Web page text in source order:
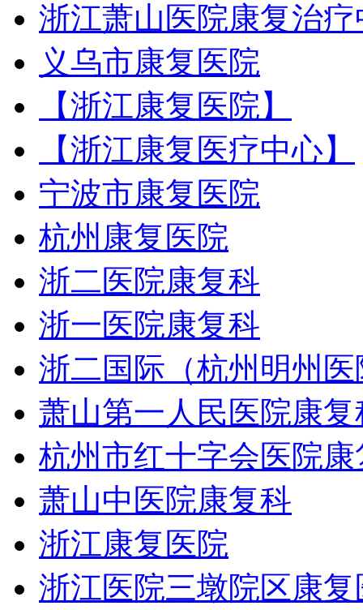
浙江萧山医院康复治疗
义乌市康复医院
【浙江康复医院】
【浙江康复医疗中心】
宁波市康复医院
杭州康复医院
浙二医院康复科
浙一医院康复科
浙二国际（杭州明州
萧山第一人民医院康复
杭州市红十字会医院康
萧山中医院康复科
浙江康复医院
浙江医院三墩院区康